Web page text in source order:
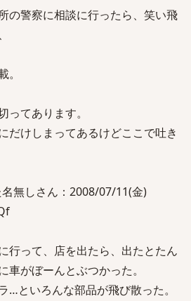
の警察に相談に行ったら、笑い飛
ってあります。
だけしまってあるけどここで吐き
無しさん：2008/07/11(金)
行って、店を出たら、出たとたん
車がぼーんとぶつかった。
…といろんな部品が飛び散った。